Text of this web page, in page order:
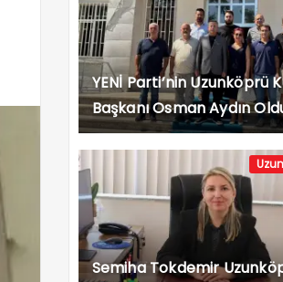
YENİ Parti’nin Uzunköprü
Başkanı Osman Aydın
Semiha Tokdemir